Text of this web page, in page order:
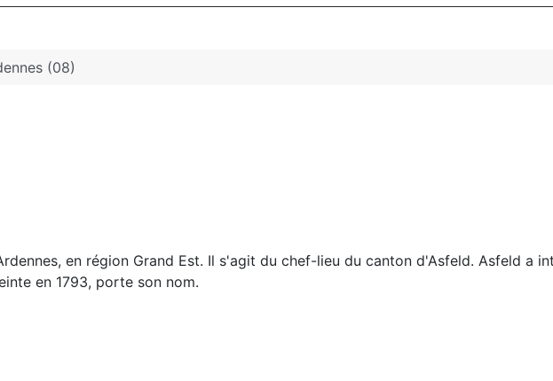
(08)
en région Grand Est. Il s'agit du chef-lieu du canton d'Asfeld. Asfeld a
en 1793, porte son nom.